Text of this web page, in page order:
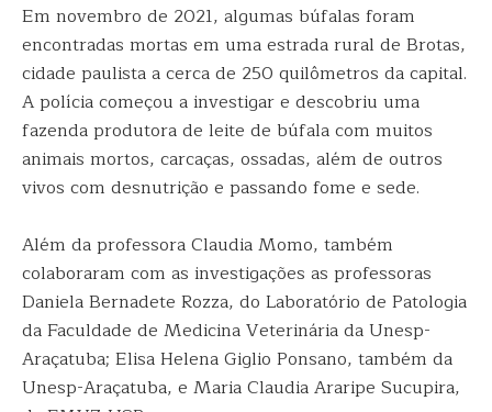
Em novembro de 2021, algumas búfalas foram
encontradas mortas em uma estrada rural de Brotas,
cidade paulista a cerca de 250 quilômetros da capital.
A polícia começou a investigar e descobriu uma
fazenda produtora de leite de búfala com muitos
animais mortos, carcaças, ossadas, além de outros
vivos com desnutrição e passando fome e sede.
Além da professora Claudia Momo, também
colaboraram com as investigações as professoras
Daniela Bernadete Rozza, do Laboratório de Patologia
da Faculdade de Medicina Veterinária da Unesp-
Araçatuba; Elisa Helena Giglio Ponsano, também da
Unesp-Araçatuba, e Maria Claudia Araripe Sucupira,